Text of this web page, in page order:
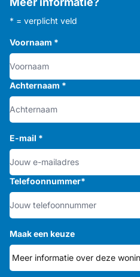
* = verplicht veld
Voornaam *
Achternaam *
E-mail *
Telefoonnummer*
Maak een keuze